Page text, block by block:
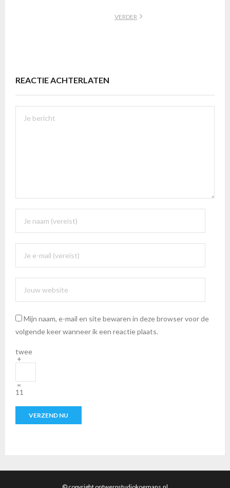
VERDER
REACTIE ACHTERLATEN
Mijn naam, e-mail en site bewaren in deze browser voor de
volgende keer wanneer ik een reactie plaats.
twee
+
=
11